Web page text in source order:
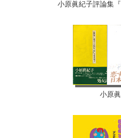
小原眞紀子評論集
小原